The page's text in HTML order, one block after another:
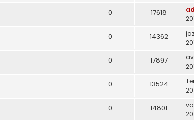
0 17618
0 14362
0 17897
0 13524
0 14801